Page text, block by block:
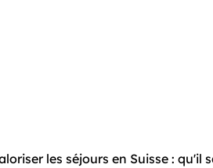
les séjours en Suisse : qu'il